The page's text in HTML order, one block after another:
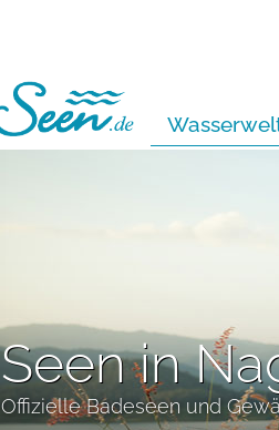
Seen in
Offizielle Badeseen und